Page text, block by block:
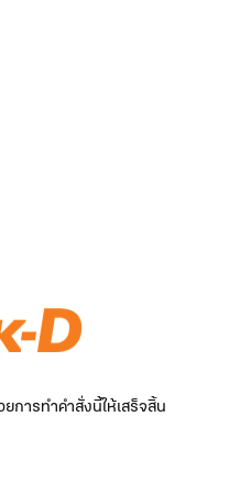
ารทำคำสั่งนี้ให้เสร็จสิ้น